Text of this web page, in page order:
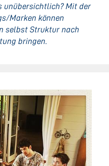
unübersichtlich? Mit der
Marken können
selbst Struktur nach
bringen.